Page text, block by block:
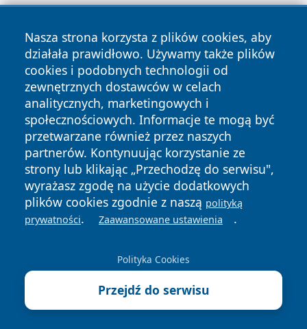
Nasza strona korzysta z plików cookies, aby
działała prawidłowo. Używamy także plików
cookies i podobnych technologii od
zewnętrznych dostawców w celach
analitycznych, marketingowych i
społecznościowych. Informacje te mogą być
przetwarzane również przez naszych
partnerów. Kontynuując korzystanie ze
strony lub klikając „Przechodzę do serwisu",
wyrażasz zgodę na użycie dodatkowych
plików cookies zgodnie z naszą polityką
prywatności. Zaawansowane ustawienia .
Polityka Cookies
Przejdź do serwisu
Copyright © 2026 wpruszkowie.pl Wszystkie prawa
zastrzeżone.
News Autorzy
Polityka
Prywatności
Polityka
Cookies